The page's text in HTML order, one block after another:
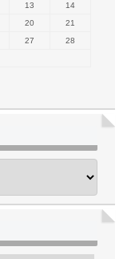
13
14
20 21
27
28